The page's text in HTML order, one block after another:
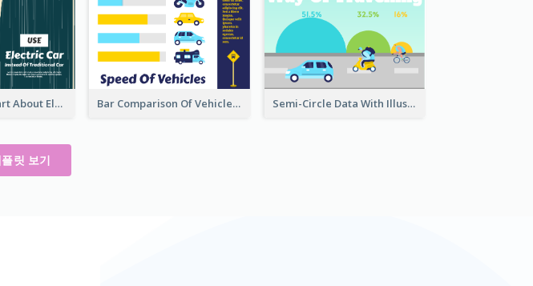
Electricity Clipart About Electric Car Bar Comparison Of Vehicles Semi-Circle Data With Illustration
릿 보기